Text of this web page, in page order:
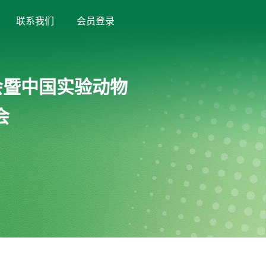
联系我们 会员登录
中国实验动物